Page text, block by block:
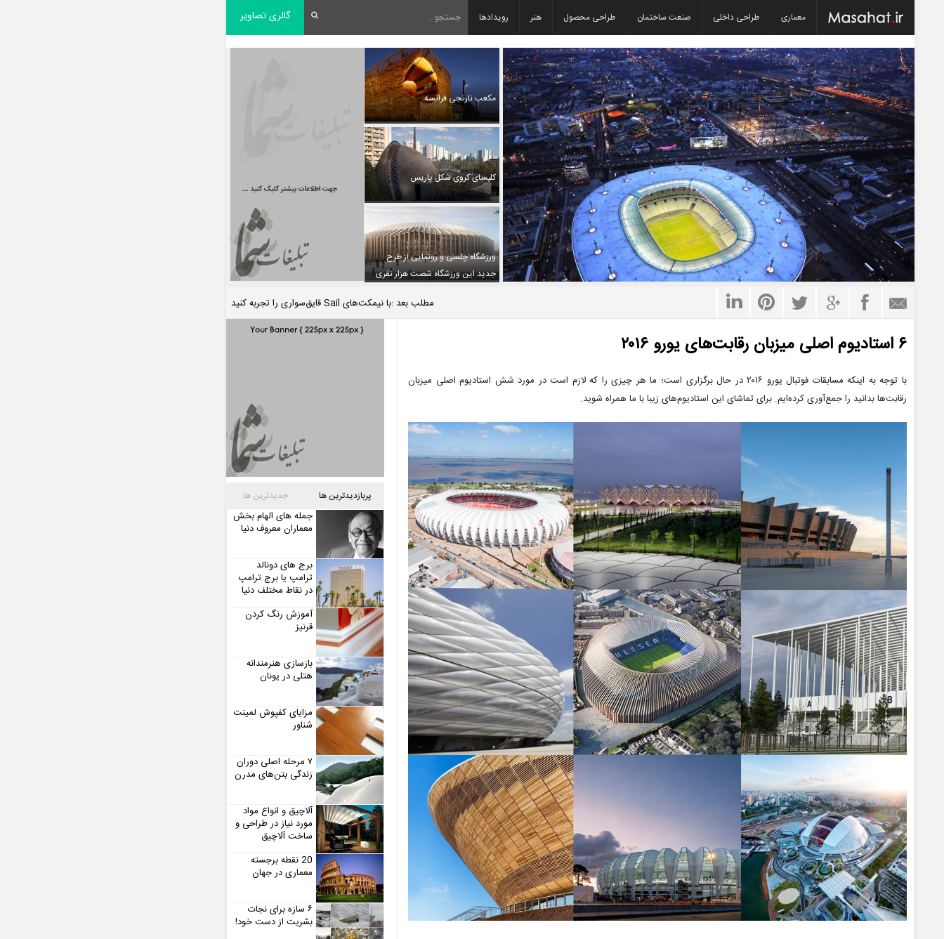
معماری طراحی داخلی صنعت ساختمان طراحی محصول هنر رویدادها گالری تصاویر
مکعب نارنجی فرانسه
کلیسای کروی شکل پاریس
ورزشگاه چلسی و رونمایی از طرح
جدید این ورزشگاه شصت هزار نفری
مطلب بعد :با نیمکت‌های Sail قایق‌سواری را تجربه کنید
۶ استادیوم اصلی میزبان رقابت‌های یورو ۲۰۱۶
با توجه به اینکه مسابقات فوتبال یورو ۲۰۱۶ در حال برگزاری است؛ ما هر چیزی را که لازم است در مورد شش استادیوم اصلی میزبان
رقابت‌ها بدانید را جمع‌آوری کرده‌ایم. برای تماشای این استادیوم‌های زیبا با ما همراه شوید.
پربازدیدترین ها جدیدترین ها
جمله های الهام بخش
معماران معروف دنیا
برج های دونالد
ترامپ یا برج ترامپ
در نقاط مختلف دنیا
آموزش رنگ کردن
قرنیز
بازسازی هنرمندانه
هتلی در یونان
مزایای کفپوش لمینت
شناور
۷ مرحله اصلی دوران
زندگی بتن‌های مدرن
آلاچیق و انواع مواد
مورد نیاز در طراحی و
ساخت آلاچیق
20 نقطه برجسته
معماری در جهان
۶ سازه برای نجات
بشریت از دست خود!